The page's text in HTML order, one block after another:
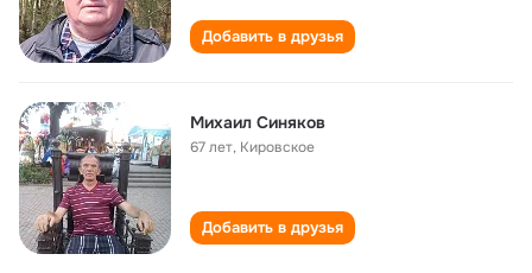
Добавить в друзья
Михаил Синяков
67 лет, Кировское
Добавить в друзья